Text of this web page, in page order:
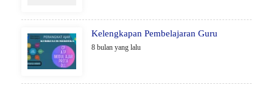
Kelengkapan Pembelajaran Guru
8 bulan yang lalu